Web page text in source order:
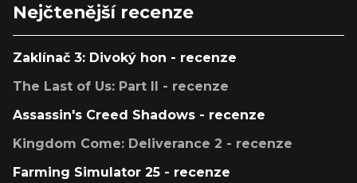
Nejčtenější recenze
Zaklínač 3: Divoký hon - recenze
The Last of Us: Part II - recenze
Assassin's Creed Shadows - recenze
Kingdom Come: Deliverance 2 - recenze
Farming Simulator 25 - recenze